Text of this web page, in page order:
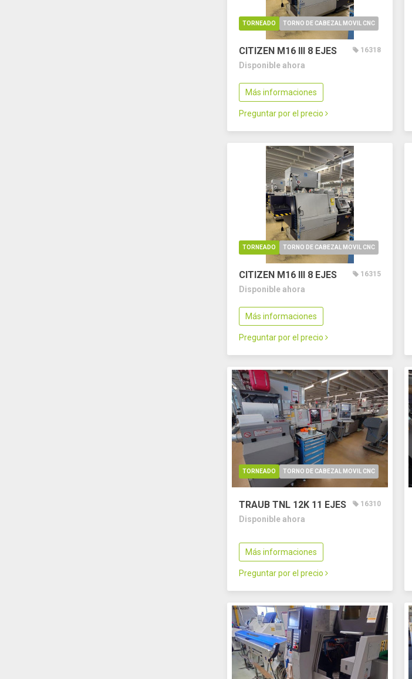
TORNEADO TORNO DE CABEZAL MOVIL CNC
CITIZEN M16 III 8 EJES 16318
Disponible ahora
Más informaciones
Preguntar por el precio
TORNEADO TORNO DE CABEZAL MOVIL CNC
CITIZEN M16 III 8 EJES 16315
Disponible ahora
Más informaciones
Preguntar por el precio
TORNEADO TORNO DE CABEZAL MOVIL CNC
TRAUB TNL 12K 11 EJES 16310
Disponible ahora
Más informaciones
Preguntar por el precio